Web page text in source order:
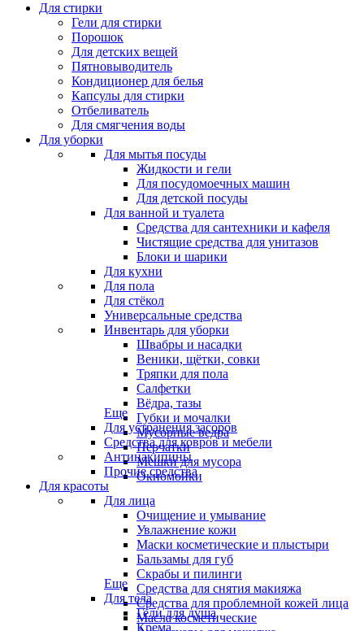
Для стирки
Гели для стирки
Порошок
Для детских вещей
Пятновыводитель
Кондиционер для белья
Капсулы для стирки
Отбеливатель
Для смягчения воды
Для уборки
Для мытья посуды
Жидкости и гели
Для посудомоечных машин
Для детской посуды
Для ванной и туалета
Средства для сантехники и кафеля
Чистящие средства для унитазов
Блоки и шарики
Для кухни
Для пола
Для стёкол
Универсальные средства
Инвентарь для уборки
Швабры и насадки
Веники, щётки, совки
Тряпки для пола
Салфетки
Вёдра, тазы
Губки и мочалки
Мусорные ведра
Перчатки
Мешки для мусора
Окномойки
Еще
Для устранения засоров
Средства для ковров и мебели
Антинакипины
Прочие средства
Для красоты
Для лица
Очищение и умывание
Увлажнение кожи
Маски косметические и плыстыри
Бальзамы для губ
Скрабы и пилинги
Средства для снятия макияжа
Средства для проблемной кожей лица
Масла косметические
Еще
Для тела
Гели для душа
Крема